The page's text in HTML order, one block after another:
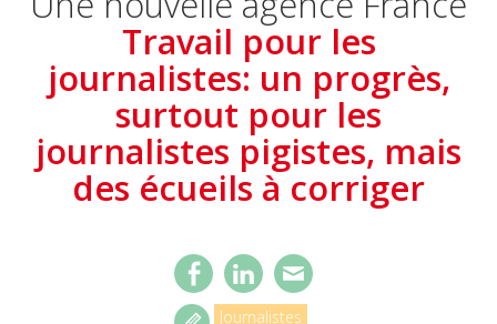
Travail pour les
journalistes: un progrès,
surtout pour les
journalistes pigistes, mais
des écueils à corriger
Journalistes